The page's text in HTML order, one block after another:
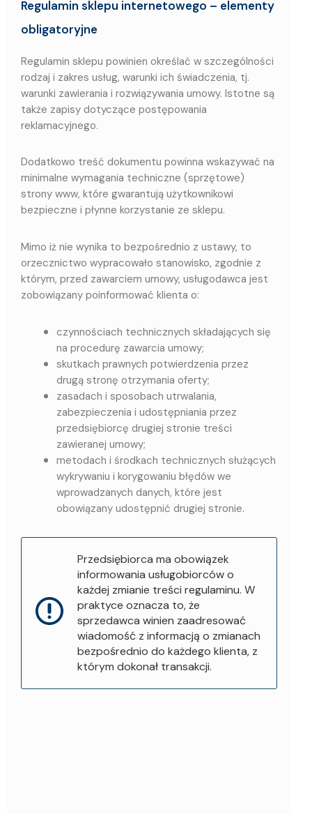
Regulamin sklepu internetowego – elementy
obligatoryjne
Regulamin sklepu powinien określać w szczególności
rodzaj i zakres usług, warunki ich świadczenia, tj.
warunki zawierania i rozwiązywania umowy. Istotne są
także zapisy dotyczące postępowania
reklamacyjnego.
Dodatkowo treść dokumentu powinna wskazywać na
minimalne wymagania techniczne (sprzętowe)
strony www, które gwarantują użytkownikowi
bezpieczne i płynne korzystanie ze sklepu.
Mimo iż nie wynika to bezpośrednio z ustawy, to
orzecznictwo wypracowało stanowisko, zgodnie z
którym, przed zawarciem umowy, usługodawca jest
zobowiązany poinformować klienta o:
czynnościach technicznych składających się
na procedurę zawarcia umowy;
skutkach prawnych potwierdzenia przez
drugą stronę otrzymania oferty;
zasadach i sposobach utrwalania,
zabezpieczenia i udostępniania przez
przedsiębiorcę drugiej stronie treści
zawieranej umowy;
metodach i środkach technicznych służących
wykrywaniu i korygowaniu błędów we
wprowadzanych danych, które jest
obowiązany udostępnić drugiej stronie.
Przedsiębiorca ma obowiązek
informowania usługobiorców o
każdej zmianie treści regulaminu. W
praktyce oznacza to, że
sprzedawca winien zaadresować
wiadomość z informacją o zmianach
bezpośrednio do każdego klienta, z
którym dokonał transakcji.